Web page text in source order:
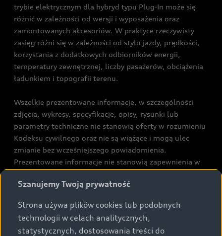
trybie elektrycznym dla hybryd typu Plug-In może się
różnić w zależności od wersji i wyposażenia oraz
zamontowanych akcesoriów. W praktyce rzeczywisty
zasięg różni się w zależności od stylu jazdy, prędkości,
korzystania z dodatkowych odbiorników energii,
temperatury zewnętrznej, liczby pasażerów, obciążenia
ładunkiem i topografii terenu.
Wszelkie prezentowane informacje, w szczególności
zdjęcia, wykresy, specyfikacje, opisy, rysunki lub
parametry techniczne nie stanowią oferty w rozumieniu
Kodeksu cywilnego oraz nie są wiążące i mogą ulec
zmianie bez wcześniejszego powiadomienia.
Prezentowane informacje nie stanowią zapewnienia w
43b ust. 2 pkt 2 lit. a-c Ustawy o prawach konsumenta.
Podane kwoty są rekomendowane i obejmują podatek
VAT (23%), chyba że inaczej zaznaczono.
Szanujemy Twoją prywatność
Strona używa plików cookies lub podobnych
technologii w celach analitycznych,
statystycznych, dostosowania treści do